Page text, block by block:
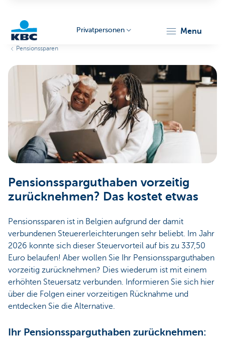
Particulieren
Privatpersonen menu
Pensionssparen
Pensionssparguthaben vorzeitig
zurücknehmen? Das kostet etwas
Pensionssparen ist in Belgien aufgrund der damit
verbundenen Steuererleichterungen sehr beliebt. Im Jahr
2026 konnte sich dieser Steuervorteil auf bis zu 337,50
Euro belaufen! Aber wollen Sie Ihr Pensionssparguthaben
vorzeitig zurücknehmen? Dies wiederum ist mit einem
erhöhten Steuersatz verbunden. Informieren Sie sich hier
über die Folgen einer vorzeitigen Rücknahme und
entdecken Sie die Alternative.
Ihr Pensionssparguthaben zurücknehmen: